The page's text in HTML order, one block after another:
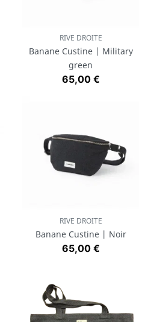
RIVE DROITE
Banane Custine | Military
green
Prix
65,00 €
RIVE DROITE
Banane Custine | Noir
Prix
65,00 €